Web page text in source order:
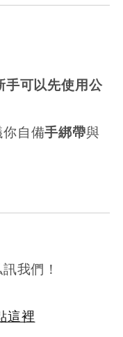
手可以先使用公
你自備手綁帶與
我們！
這裡